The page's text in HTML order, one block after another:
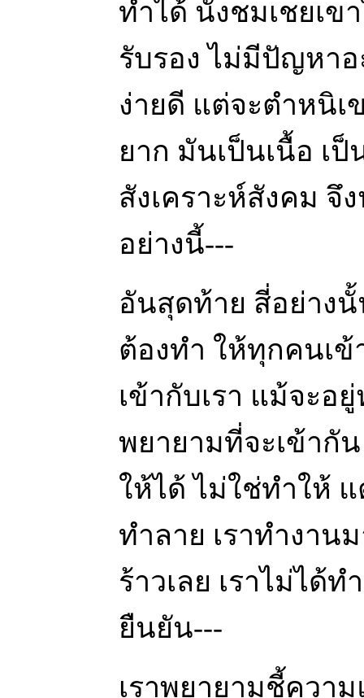
ทำได้ นั่งชมเชยเข
รับรอง ไม่มีปัญหาอ
ง่ายดี แต่จะตำหนิ
ยาก มันเป็นเนื้อ เ
สังเคราะห์สังคม จึ
อย่างนี้---
อันสุดท้าย สี่อย่าง
ต้องทำ ให้ทุกคนเข้
เข้ากับเรา แม้จะอ
พยายามที่จะเข้ากั
ให้ได้ ไม่ใช่ทำให้
ทำลาย เราทำงาน
ร้าวเลย เราไม่ได้ท
ยืนยัน---
เราพยายามชี้ควา